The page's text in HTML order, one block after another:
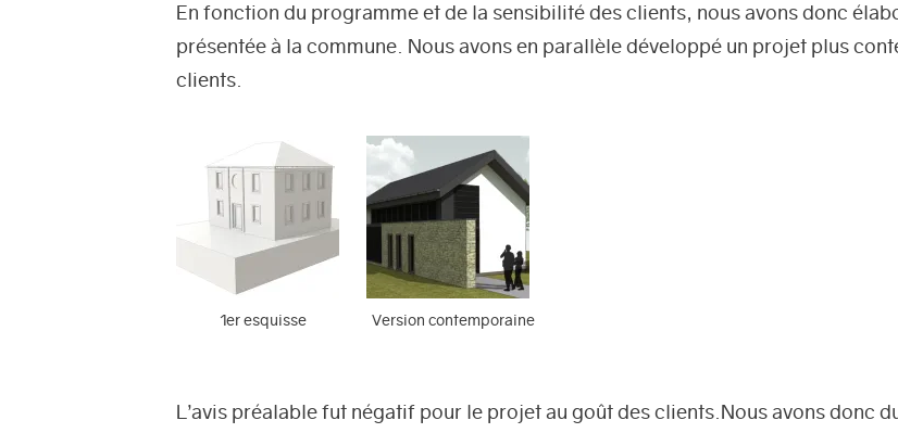
En fonction du programme et de la sensibilité des clients, nous avons donc
présentée à la commune. Nous avons en parallèle développé un projet plus
clients.
1er esquisse Version contemporaine
L’avis préalable fut négatif pour le projet au goût des clients.Nous avons donc